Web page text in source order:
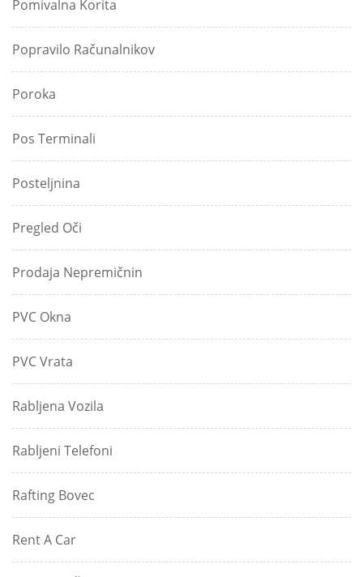
Pomivalna Korita
Popravilo Računalnikov
Poroka
Pos Terminali
Posteljnina
Pregled Oči
Prodaja Nepremičnin
PVC Okna
PVC Vrata
Rabljena Vozila
Rabljeni Telefoni
Rafting Bovec
Rent A Car